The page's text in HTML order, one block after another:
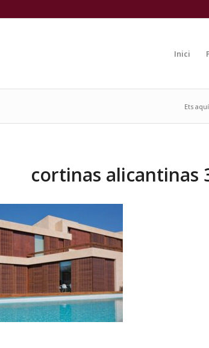
Inici
Ets
cortinas alicantinas